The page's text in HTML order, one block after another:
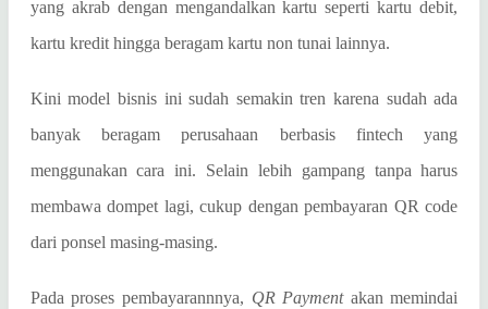
yang akrab dengan mengandalkan kartu seperti kartu debit,
kartu kredit hingga beragam kartu non tunai lainnya.
Kini model bisnis ini sudah semakin tren karena sudah ada
banyak beragam perusahaan berbasis fintech yang
menggunakan cara ini. Selain lebih gampang tanpa harus
membawa dompet lagi, cukup dengan pembayaran QR code
dari ponsel masing-masing.
Pada proses pembayarannnya, QR Payment akan memindai